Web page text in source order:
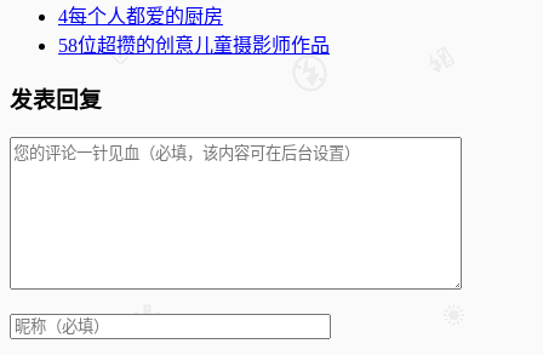
4每个人都爱的厨房
58位超攒的创意儿童摄影师作品
发表回复